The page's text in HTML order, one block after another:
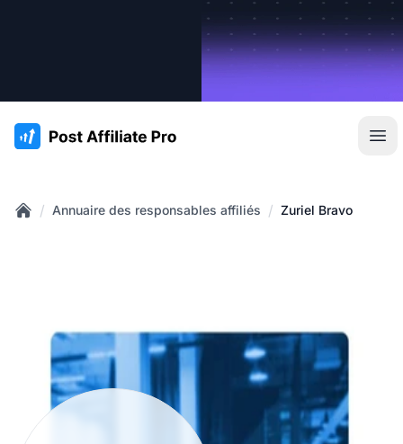
:site.title
/ Annuaire des responsables affiliés / Zuriel Bravo